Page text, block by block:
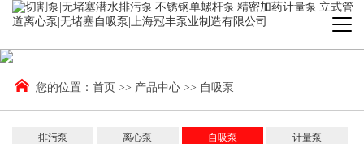
您的位置： 首页 >> 产品中心 >> 自吸泵
排污泵 离心泵 自吸泵 计量泵